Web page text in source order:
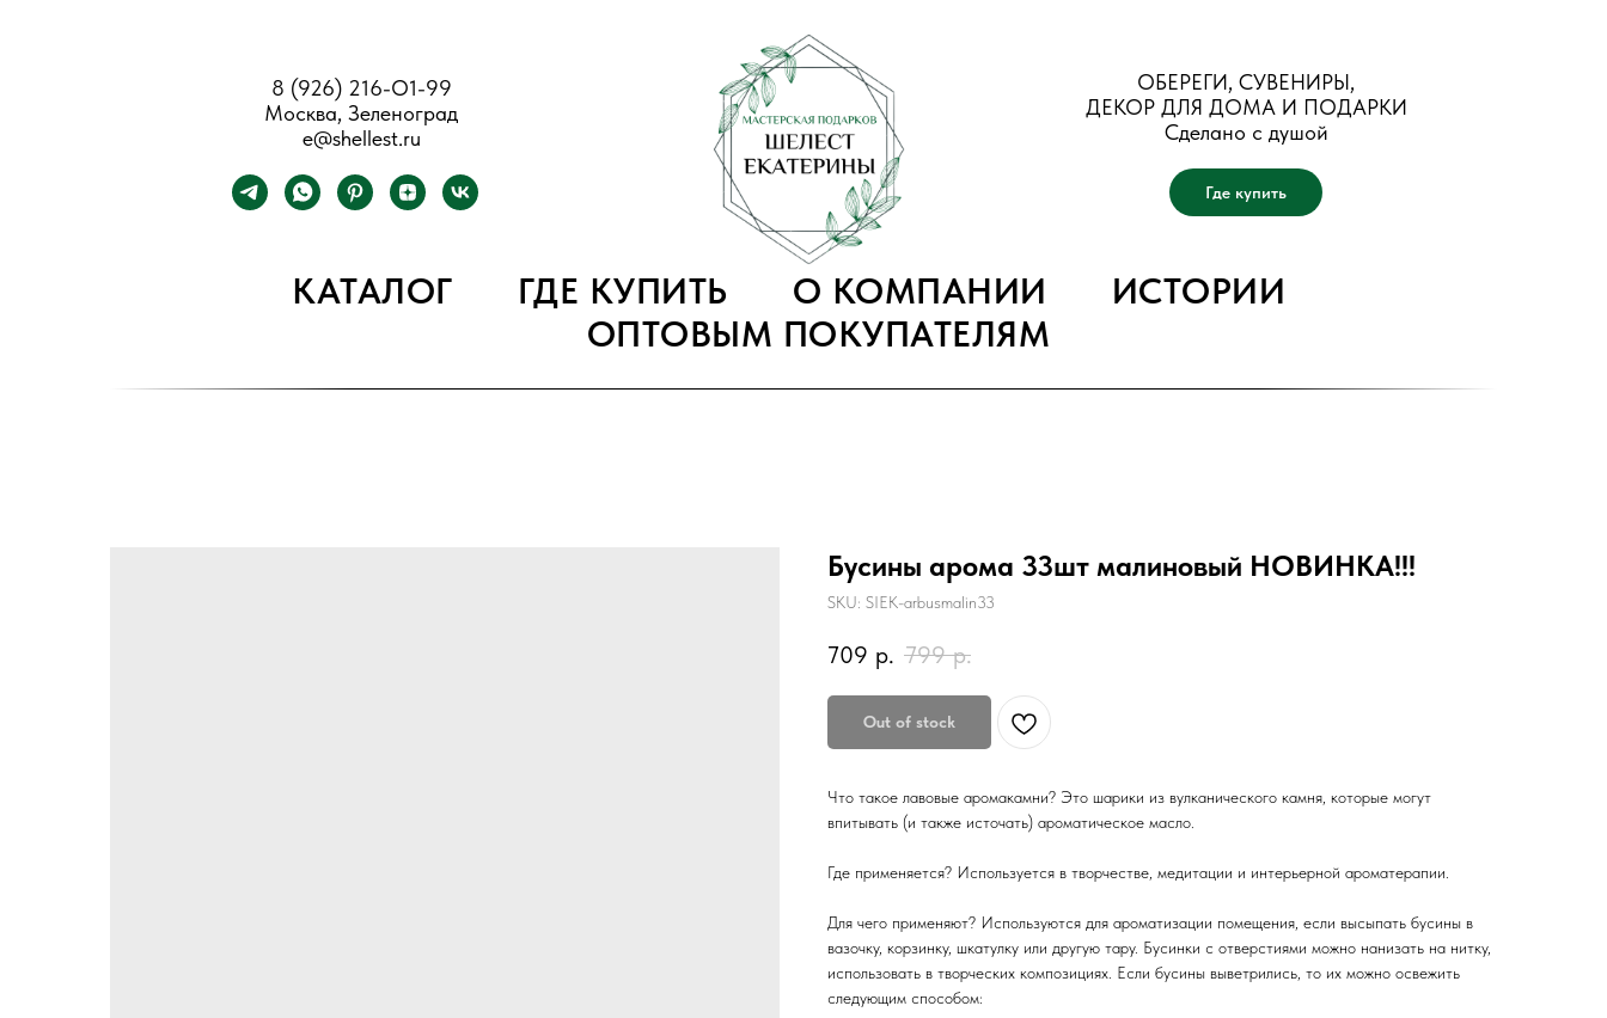
8 (926) 216-О1-99
Москва, Зеленоград
e@shellest.ru
ОБЕРЕГИ, СУВЕНИРЫ,
ДЕКОР ДЛЯ ДОМА И ПОДАРКИ
Сделано с душой
Где купить
КАТАЛОГ ГДЕ КУПИТЬ О КОМПАНИИ
ИСТОРИИ
ОПТОВЫМ ПОКУПАТЕЛЯМ
Бусины арома 33шт малиновый НОВИНКА!!!
SKU: SIEK-arbusmalin33
709 р. 799 р.
Out of stock
Что такое лавовые аромакамни? Это шарики из вулканического камня, которые могут
впитывать (и также источать) ароматическое масло.
Где применяется? Используется в творчестве, медитации и интерьерной ароматерапии.
Для чего применяют? Используются для ароматизации помещения, если высыпать бусины в
вазочку, корзинку, шкатулку или другую тару. Бусинки с отверстиями можно нанизать на нитку,
использовать в творческих композициях. Если бусины выветрились, то их можно освежить
следующим способом: